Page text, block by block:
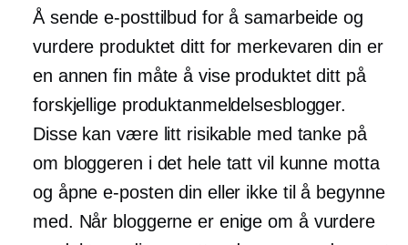
Å sende e-posttilbud for å samarbeide og
vurdere produktet ditt for merkevaren din er
en annen fin måte å vise produktet ditt på
forskjellige produktanmeldelsesblogger.
Disse kan være litt risikable med tanke på
om bloggeren i det hele tatt vil kunne motta
og åpne e-posten din eller ikke til å begynne
med. Når bloggerne er enige om å vurdere